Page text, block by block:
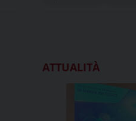
ATTUALITÀ